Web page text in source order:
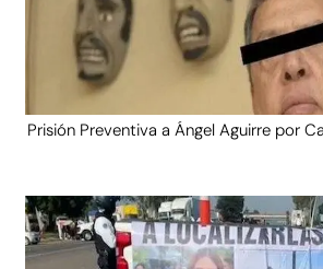
Prisión Preventiva a Ángel Aguirre por